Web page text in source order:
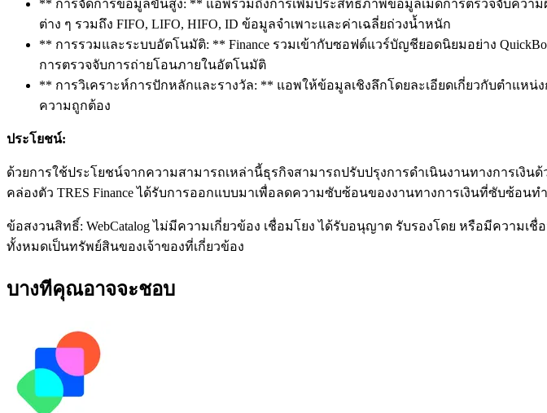
** การจัดการข้อมูลขั้นสูง: ** แอพรวมถึงการเพิ่มประสิทธิภาพข้อมูลเม็ดการตรวจจับควา
ต่าง ๆ รวมถึง FIFO, LIFO, HIFO, ID ข้อมูลจำเพาะและค่าเฉลี่ยถ่วงน้ำหนัก
** การรวมและระบบอัตโนมัติ: ** Finance รวมเข้ากับซอฟต์แวร์บัญชียอดนิยมอย่าง
การตรวจจับการถ่ายโอนภายในอัตโนมัติ
** การวิเคราะห์การปักหลักและรางวัล: ** แอพให้ข้อมูลเชิงลึกโดยละเอียดเกี่ยวกับตำ
ความถูกต้อง
ประโยชน์:
ด้วยการใช้ประโยชน์จากความสามารถเหล่านี้ธุรกิจสามารถปรับปรุงการดำเนินงานทางการเ
คล่องตัว TRES Finance ได้รับการออกแบบมาเพื่อลดความซับซ้อนของงานทางการเงินที่ซับซ้
ข้อสงวนสิทธิ์: WebCatalog ไม่มีความเกี่ยวข้อง เชื่อมโยง ได้รับอนุญาต รับรองโดย หรือมีความ
ทั้งหมดเป็นทรัพย์สินของเจ้าของที่เกี่ยวข้อง
บางทีคุณอาจจะชอบ